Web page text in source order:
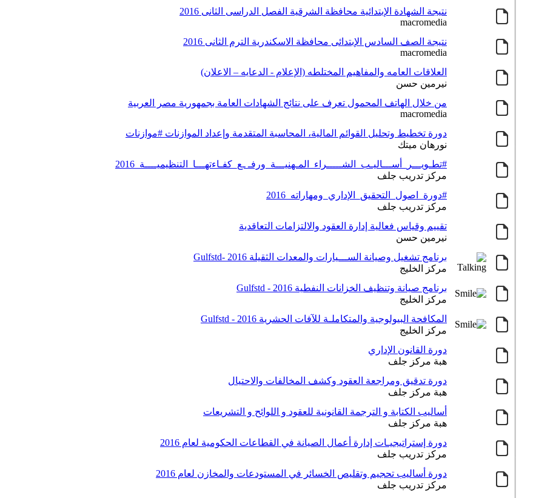
نتيجة الشهادة الإبتدائية محافظة الشرقية الفصل الدراسى الثانى 2016
macromedia
نتيجة الصف السادس الإبتدائى محافظة الاسكندرية الترم الثانى 2016
macromedia
العلاقات العامه والمفاهيم المختلطه (الإعلام - الدعايه – الاعلان)
نيرمين حسن
من خلال الهاتف المحمول تعرف على نتائج الشهادات العامة بجمهورية مصر العربية
macromedia
دورة تخطيط وتحليل القوائم المالية، المحاسبة المتقدمة وإعداد الموازنات #موازنات
نورهان ميتك
#تطـويـــر_أســـاليـب_الشـــــراء_المـهنيـــة_ورفـ ـع_كفـاءتهـــا_التنظيميــــة_2016
مركز تدريب جلف
#دورة_اصول_التحقيق_الإداري_ومهاراته_2016
مركز تدريب جلف
تقييم وقياس فعالية إدارة العقود والالتزامات التعاقدية
نيرمين حسن
برنامج تشغيل وصيانة الســـيارات والمعدات الثقيلة 2016 -Gulfstd
مركز الخليج
برنامج صيانة وتنظيف الخزانات النفطية 2016 - Gulfstd
مركز الخليج
المكافحة البيولوجية والمتكاملـة للآفات الحشرية 2016 - Gulfstd
مركز الخليج
دورة القانون الإداري
هبة مركز جلف
دورة تدقيق ومراجعة العقود وكشف المخالفات والاحتيال
هبة مركز جلف
أساليب الكتابة و الترجمة القانونية للعقود و اللوائح و التشريعات
هبة مركز جلف
دورة إستراتيجيـات إدارة أعمال الصيانة في القطاعات الحكومية لعام 2016
مركز تدريب جلف
دورة أساليب تحجيم وتقليص الخسائر في المستودعات والمخازن لعام 2016
مركز تدريب جلف